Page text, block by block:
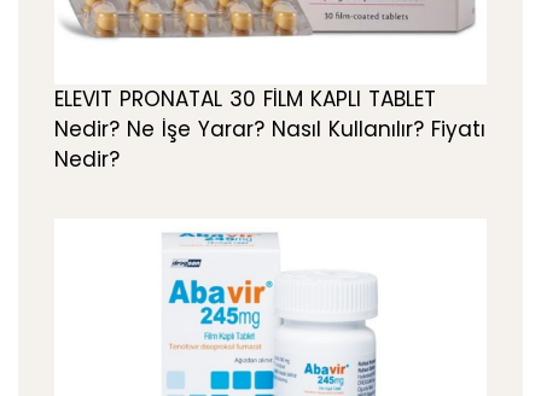
ELEVIT PRONATAL 30 FİLM KAPLI TABLET
Nedir? Ne İşe Yarar? Nasıl Kullanılır? Fiyatı
Nedir?